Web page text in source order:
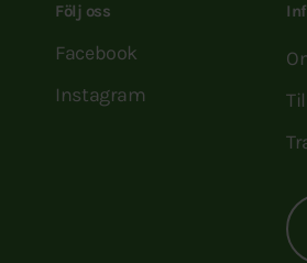
Följ oss
Facebook
Instagram